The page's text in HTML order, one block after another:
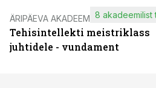
ÄRIPÄEVA AKADEEMIA
Tehisintellekti meistriklass
juhtidele - vundament
8 akadeemilist